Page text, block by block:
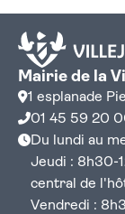
Mairie de la
1 esplanade
01 45 59 20
Du lundi au
Jeudi : 8h30-
central de
Vendredi :